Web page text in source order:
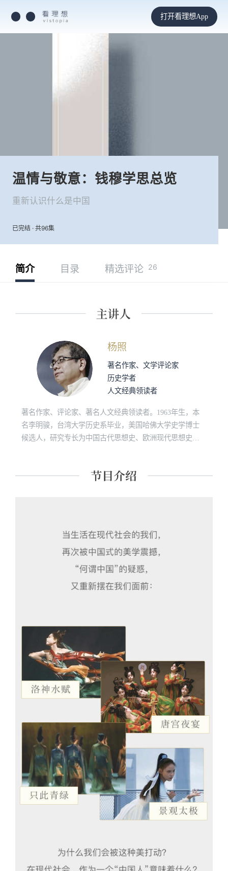
打开看理想App
温情与敬意：钱穆学思总览
重新认识什么是中国
已完结 · 共96集
简介 目录 精选评论 26
杨照
著名作家、文学评论家
历史学者
人文经典领读者
著名作家、评论家、著名人文经典领读者。1963年生，本
名李明骏，台湾大学历史系毕业，美国哈佛大学史学博士
候选人，研究专长为中国古代思想史、欧洲现代思想史、
《故事照亮未来》《想乐：聆听音符背后的美丽心灵》